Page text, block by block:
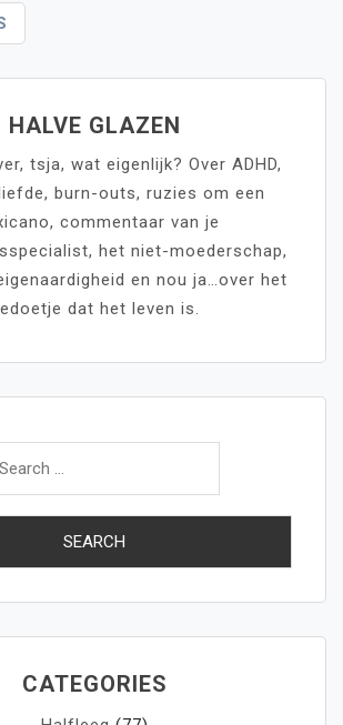
HALVE GLAZEN
tsja, wat eigenlijk? Over ADHD,
burn-outs, ruzies om een
commentaar van je
het niet-moederschap,
en nou ja…over het
dat het leven is.
CATEGORIES